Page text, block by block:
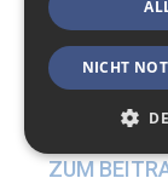
Auf der
Suche
Beziehung
23. Mai 2024
ZUM
NICHT